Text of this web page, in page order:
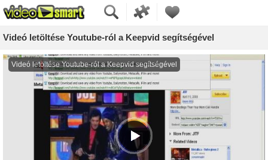
Videó letöltése Youtube-ról a Keepvid segítségével